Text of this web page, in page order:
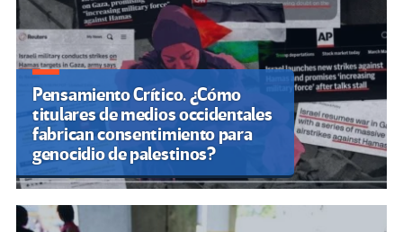
Pensamiento Crítico. ¿Cómo
titulares de medios occidentales
fabrican consentimiento para
genocidio de palestinos?